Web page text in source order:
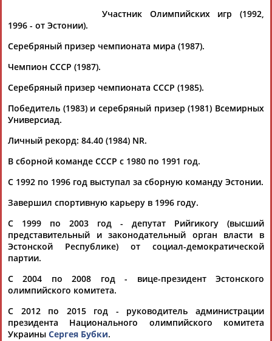
Московская Олимпиада: как все продолжалось
...их опередили.. Действительно, наша дружная четверка –
ЮрийКаширин, Олег Логвин, Анатолий Яркин, Сергей
Шелпаков -... ...Анатолия Бондарчука- его земляк
Седых, эстонец Юри Тамм
(Проект:Информационное агентство СТАДИОН)
Бывший советский легкоатлет Юри Тамм назначен
Бывший советский и эстонский легкоатлет
Европейских Олимпийских ком... ...вклад в решение
спортивных вопросов в Европе", - сказал
чтоЮри Тамм становился бронзовым призером...
(Проект: Информационное агентство СТАДИОН
11.07.2016
ТАБЛО АКТИВНОСТИ
ЦЕЛИ ПРОЕКТА КОНТАКТЫ НАШИ КНОПКИ РЕКЛАМА
Участник Олимпийских игр (1992,
1996 - от Эстонии).
Серебряный призер чемпионата мира (1987).
Чемпион СССР (1987).
Серебряный призер чемпионата СССР (1985).
Победитель (1983) и серебряный призер (1981) Всемирных
Универсиад.
Личный рекорд: 84.40 (1984) NR.
В сборной команде СССР с 1980 по 1991 год.
С 1992 по 1996 год выступал за сборную команду Эстонии.
Завершил спортивную карьеру в 1996 году.
С 1999 по 2003 год - депутат Рийгикогу (высший
представительный и законодательный орган власти в
Эстонской Республике) от социал-демократической
партии.
С 2004 по 2008 год - вице-президент Эстонского
олимпийского комитета.
С 2012 по 2015 год - руководитель администрации
президента Национального олимпийского комитета
Украины Сергея Бубки.